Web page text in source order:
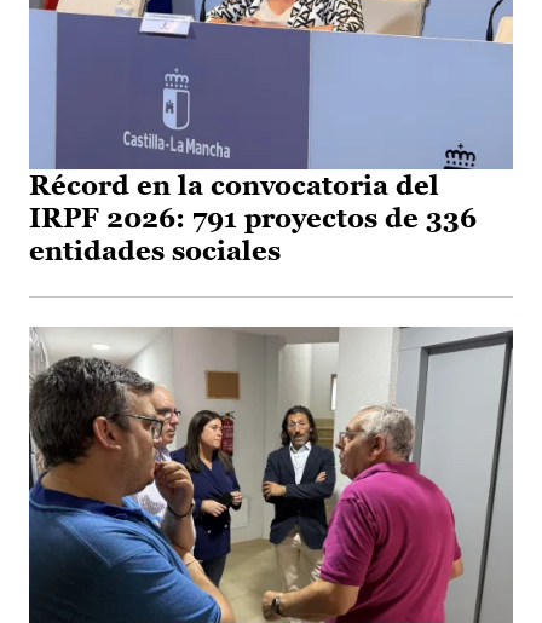
Récord en la convocatoria del
IRPF 2026: 791 proyectos de 336
entidades sociales